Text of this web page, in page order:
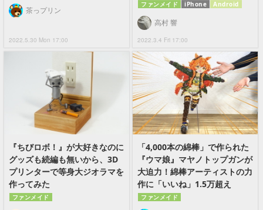
2022.5.30 Mon 17:00
茶っプリン
ファンメイド iPhone Android
2022.3.4 Fri 17:00
高村 響
『ちびロボ！』が大好きなのに
グッズも続編も無いから、3D
プリンターで等身大ジオラマを
作ってみた
ファンメイド
「4,000本の綿棒」で作られた
『ウマ娘』マヤノトップガンが
大迫力！綿棒アーティストの力
作に「いいね」1.5万超え
ファンメイド